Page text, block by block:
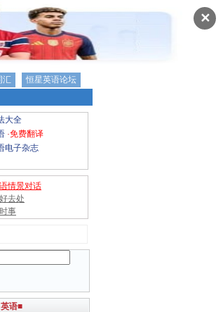
✕
汇
恒星英语论坛
大全
·免费翻译
电子杂志
情景对话
去处
事
语■